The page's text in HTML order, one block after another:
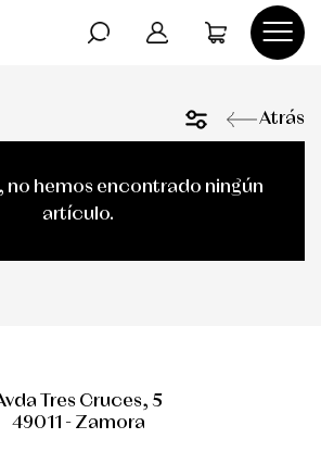
Atrás
no hemos encontrado ningún
artículo.
Tres Cruces, 5
49011 - Zamora